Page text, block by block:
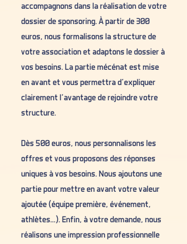
accompagnons dans la réalisation de votre
dossier de sponsoring. À partir de 300
euros, nous formalisons la structure de
votre association et adaptons le dossier à
vos besoins. La partie mécénat est mise
en avant et vous permettra d’expliquer
clairement l’avantage de rejoindre votre
structure.
Dès 500 euros, nous personnalisons les
offres et vous proposons des réponses
uniques à vos besoins. Nous ajoutons une
partie pour mettre en avant votre valeur
ajoutée (équipe première, événement,
athlètes...). Enfin, à votre demande, nous
réalisons une impression professionnelle